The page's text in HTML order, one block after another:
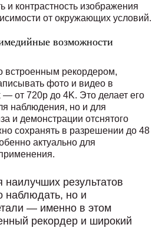
и контрастность изображения
от окружающих условий.
возможности
встроенным рекордером,
фото и видео в
от 720p до 4K. Это делает его
наблюдения, но и для
и демонстрации отснятого
сохранять в разрешении до 48
актуально для
результатов
наблюдать, но и
— именно в этом
рекордер и широкий